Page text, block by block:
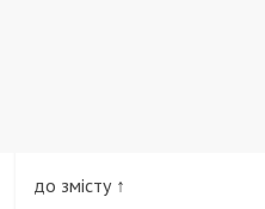
до змісту ↑